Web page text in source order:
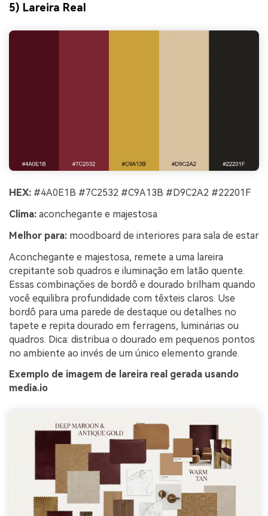
5) Lareira Real
HEX: #4A0E1B #7C2532 #C9A13B #D9C2A2 #22201F
Clima: aconchegante e majestosa
Melhor para: moodboard de interiores para sala de estar
Aconchegante e majestosa, remete a uma lareira
crepitante sob quadros e iluminação em latão quente.
Essas combinações de bordô e dourado brilham quando
você equilibra profundidade com têxteis claros. Use
bordô para uma parede de destaque ou detalhes no
tapete e repita dourado em ferragens, luminárias ou
quadros. Dica: distribua o dourado em pequenos pontos
no ambiente ao invés de um único elemento grande.
Exemplo de imagem de lareira real gerada usando
media.io